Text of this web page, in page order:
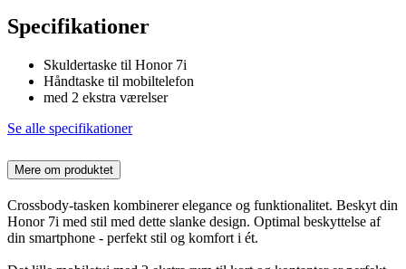
Specifikationer
Skuldertaske til Honor 7i
Håndtaske til mobiltelefon
med 2 ekstra værelser
Se alle specifikationer
Mere om produktet
Crossbody-tasken kombinerer elegance og funktionalitet. Beskyt din
Honor 7i med stil med dette slanke design. Optimal beskyttelse af
din smartphone - perfekt stil og komfort i ét.